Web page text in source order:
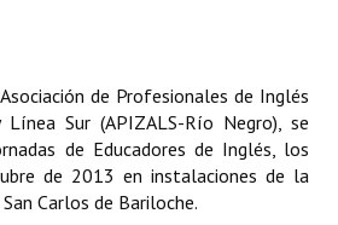
de Profesionales de Inglés
Sur (APIZALS-Río Negro), se
de Educadores de Inglés, los
de 2013 en instalaciones de la
Carlos de Bariloche.